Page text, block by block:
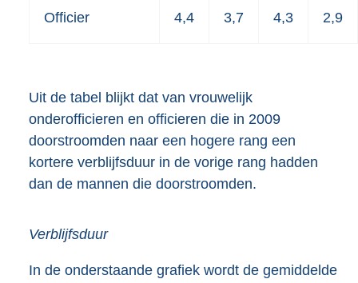
Officier 4,4 3,7 4,3 2,9
Uit de tabel blijkt dat van vrouwelijk
onderofficieren en officieren die in 2009
doorstroomden naar een hogere rang een
kortere verblijfsduur in de vorige rang hadden
dan de mannen die doorstroomden.
Verblijfsduur
In de onderstaande grafiek wordt de gemiddelde